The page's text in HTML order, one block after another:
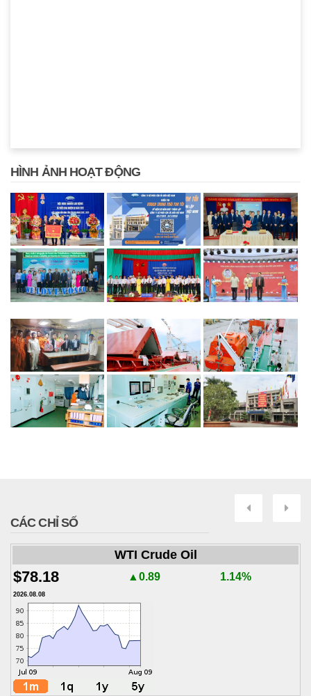
HÌNH ẢNH HOẠT ĐỘNG
CÁC CHỈ SỐ
Next
WTI Crude Oil
$78.18 ▲0.89 1.14%
2026.08.08